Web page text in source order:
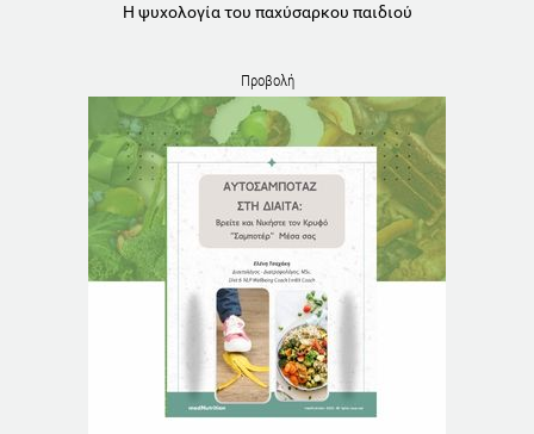
Η ψυχολογία του παχύσαρκου παιδιού
Προβολή